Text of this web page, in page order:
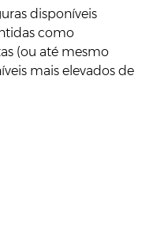
disponíveis
como
(ou até mesmo
mais elevados de